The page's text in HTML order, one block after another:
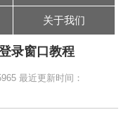
关于我们
录窗口教程
最近更新时间：